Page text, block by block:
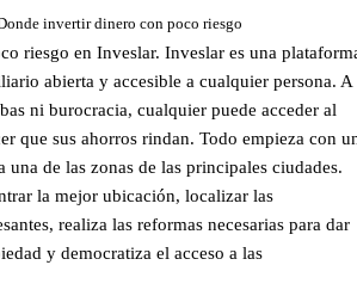
invertir dinero con poco riesgo
riesgo en Inveslar. Inveslar es una
abierta y accesible a cualquier persona. A
ni burocracia, cualquier puede acceder al
que sus ahorros rindan. Todo empieza con
una de las zonas de las principales ciudades.
la mejor ubicación, localizar las
realiza las reformas necesarias para dar
y democratiza el acceso a las